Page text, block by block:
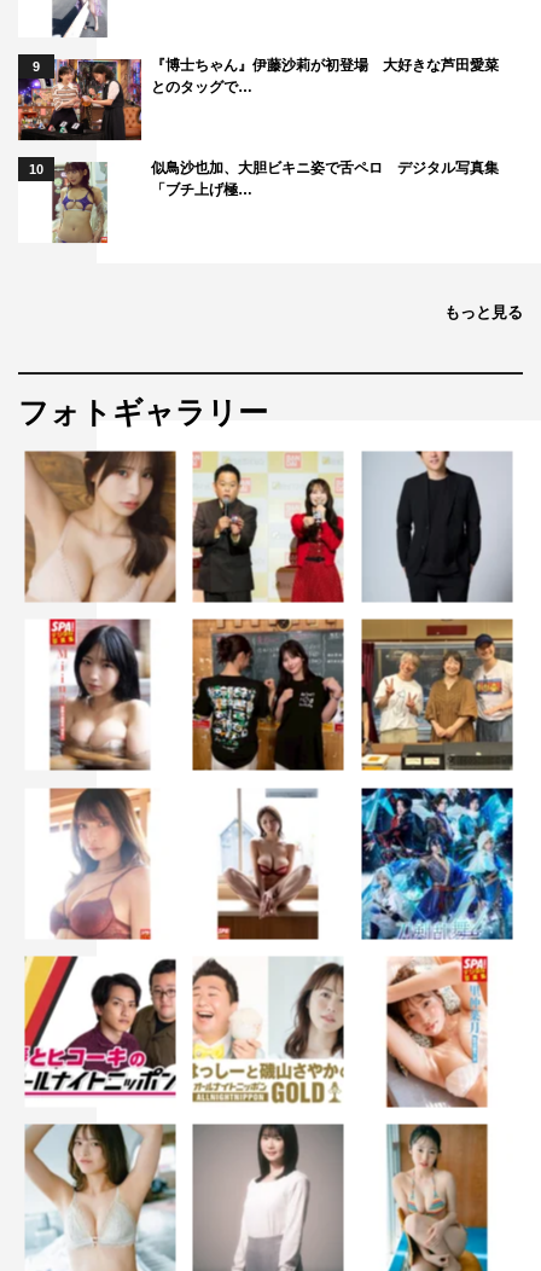
9
『博士ちゃん』伊藤沙莉が初登場 大好きな芦田愛菜
とのタッグで…
10
似鳥沙也加、大胆ビキニ姿で舌ペロ デジタル写真集
「ブチ上げ極…
もっと見る
フォトギャラリー